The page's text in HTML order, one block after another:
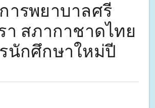
ารพยาบาลศรี
า สภากาชาดไทย
นักศึกษาใหม่ปี